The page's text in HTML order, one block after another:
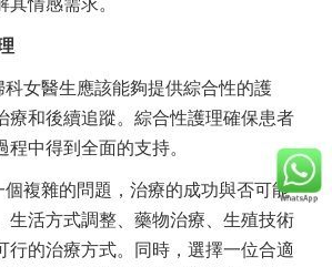
其情感需求。
科女醫生應該能夠提供綜合性的護
療和後續追蹤。綜合性護理確保患者
中得到全面的支持。
個複雜的問題，治療的成功與否可能
生活方式調整、藥物治療、生殖技術
行的治療方式。同時，選擇一位合適